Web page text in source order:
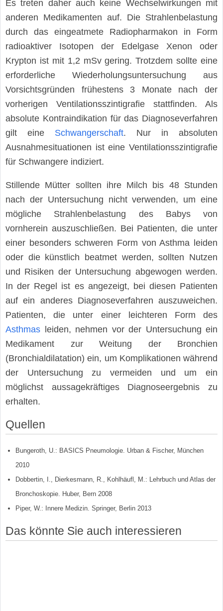
Es treten daher auch keine Wechselwirkungen mit
anderen Medikamenten auf. Die Strahlenbelastung
durch das eingeatmete Radiopharmakon in Form
radioaktiver Isotopen der Edelgase Xenon oder
Krypton ist mit 1,2 mSv gering. Trotzdem sollte eine
erforderliche Wiederholungsuntersuchung aus
Vorsichtsgründen frühestens 3 Monate nach der
vorherigen Ventilationsszintigrafie stattfinden. Als
absolute Kontraindikation für das Diagnoseverfahren
gilt eine Schwangerschaft. Nur in absoluten
Ausnahmesituationen ist eine Ventilationsszintigrafie
für Schwangere indiziert.
Stillende Mütter sollten ihre Milch bis 48 Stunden
nach der Untersuchung nicht verwenden, um eine
mögliche Strahlenbelastung des Babys von
vornherein auszuschließen. Bei Patienten, die unter
einer besonders schweren Form von Asthma leiden
oder die künstlich beatmet werden, sollten Nutzen
und Risiken der Untersuchung abgewogen werden.
In der Regel ist es angezeigt, bei diesen Patienten
auf ein anderes Diagnoseverfahren auszuweichen.
Patienten, die unter einer leichteren Form des
Asthmas leiden, nehmen vor der Untersuchung ein
Medikament zur Weitung der Bronchien
(Bronchialdilatation) ein, um Komplikationen während
der Untersuchung zu vermeiden und um ein
möglichst aussagekräftiges Diagnoseergebnis zu
erhalten.
Quellen
Bungeroth, U.: BASICS Pneumologie. Urban & Fischer, München
2010
Dobbertin, I., Dierkesmann, R., Kohlhäufl, M.: Lehrbuch und Atlas der
Bronchoskopie. Huber, Bern 2008
Piper, W.: Innere Medizin. Springer, Berlin 2013
Das könnte Sie auch interessieren